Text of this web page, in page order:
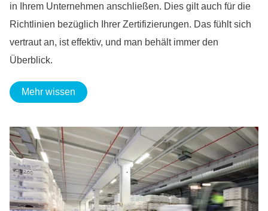
in Ihrem Unternehmen anschließen. Dies gilt auch für die
Richtlinien bezüglich Ihrer Zertifizierungen. Das fühlt sich
vertraut an, ist effektiv, und man behält immer den
Überblick.
Mehr wissen